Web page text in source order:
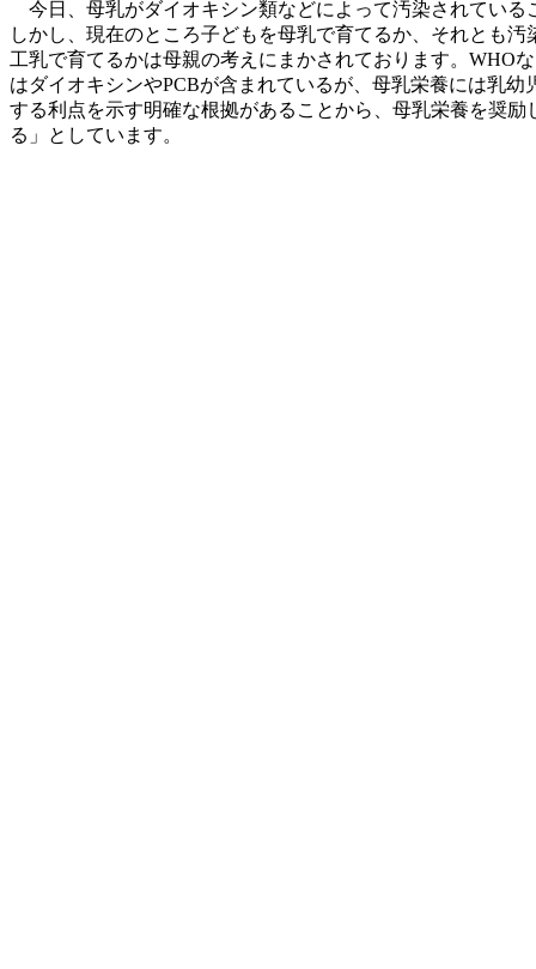
今日、母乳がダイオキシン類などによって汚染されている
しかし、現在のところ子どもを母乳で育てるか、それとも汚
工乳で育てるかは母親の考えにまかされております。WHO
はダイオキシンやPCBが含まれているが、母乳栄養には乳幼
する利点を示す明確な根拠があることから、母乳栄養を奨励
る」としています。